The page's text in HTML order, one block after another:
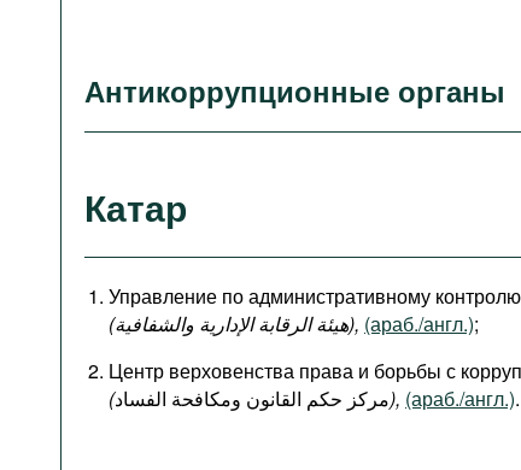
Антикоррупционные органы
Катар
Управление по административному
(هيئة الرقابة الإدارية والشفافية), (араб./англ.);
Центр верховенства права и борьбы с
(مركز حكم القانون ومكافحة الفساد), (араб./англ.).